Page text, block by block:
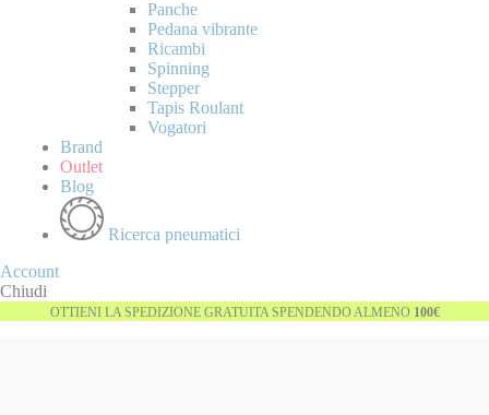
Panche
Pedana vibrante
Ricambi
Spinning
Stepper
Tapis Roulant
Vogatori
Brand
Outlet
Blog
Ricerca pneumatici
Account
Chiudi
OTTIENI LA SPEDIZIONE GRATUITA SPENDENDO ALMENO 100€